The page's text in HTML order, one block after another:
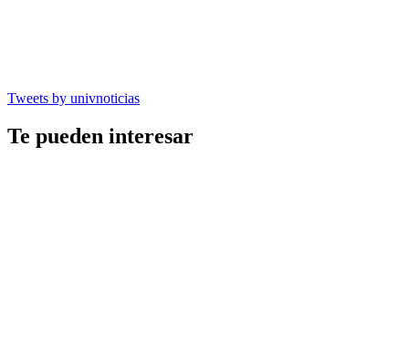
Tweets by univnoticias
Te pueden interesar